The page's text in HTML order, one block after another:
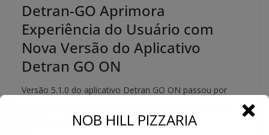
Detran-GO Aprimora
Experiência do Usuário com
Nova Versão do Aplicativo
Detran GO ON
Versão 5.1.0 do aplicativo Detran GO ON passou por
usuários que acessaremNOB HILL PIZZARIA